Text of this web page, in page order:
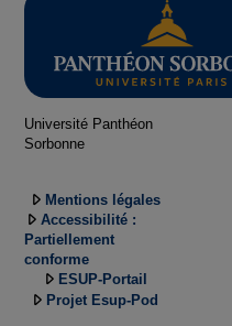
Université Panthéon
Sorbonne
Mentions légales
Accessibilité :
Partiellement
conforme
ESUP-Portail
Projet Esup-Pod